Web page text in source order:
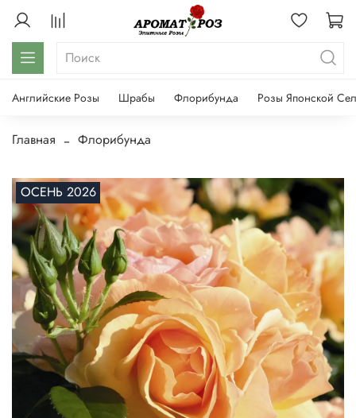
Английские Розы Шрабы Флорибунда Розы Японской
Главная Флорибунда
ОСЕНЬ 2026